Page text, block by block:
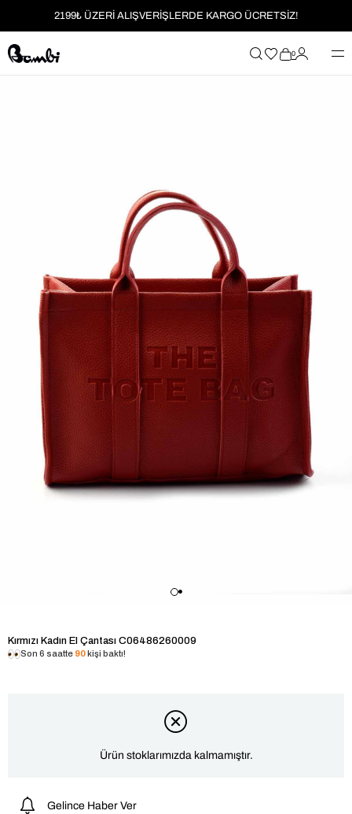
2199₺ ÜZERİ ALIŞVERİŞLERDE KARGO ÜCRETSİZ!
MOBİL UYGULAMAYA ÖZEL İLK ALIŞVERİŞİNİZE %5 İNDİRİM
0
Kırmızı Kadın El Çantası C06486260009
Son 6 saatte 90kişi baktı!
Ürün stoklarımızda kalmamıştır.
Gelince Haber Ver